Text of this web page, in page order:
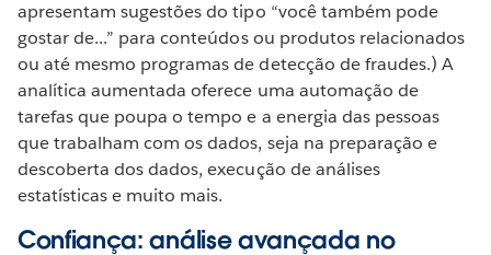
apresentam sugestões do tipo “você também pode
gostar de...” para conteúdos ou produtos relacionados
ou até mesmo programas de detecção de fraudes.) A
analítica aumentada oferece uma automação de
tarefas que poupa o tempo e a energia das pessoas
que trabalham com os dados, seja na preparação e
descoberta dos dados, execução de análises
estatísticas e muito mais.
Confiança: análise avançada no